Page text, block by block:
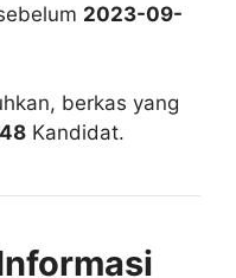
2023-09-
berkas yang
Kandidat.